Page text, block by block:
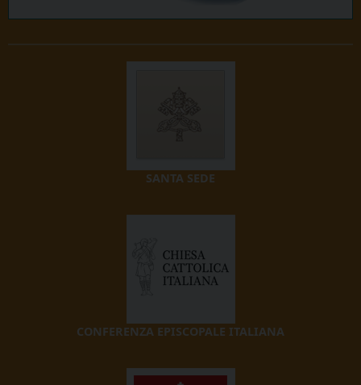
SANTA SEDE
CONFERENZA EPISCOPALE ITALIANA